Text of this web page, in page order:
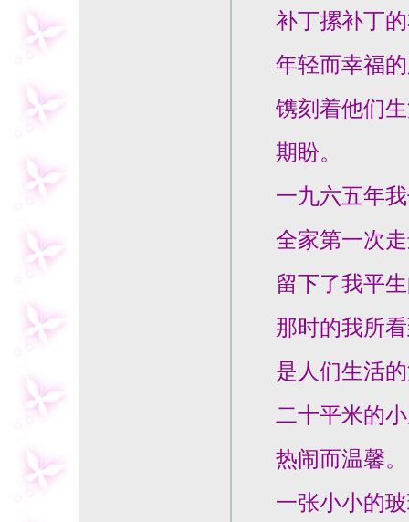
补丁摞补丁的
年轻而幸福的
镌刻着他们生
期盼。
一九六五年我
全家第一次走
留下了我平生
那时的我所看
是人们生活的
二十平米的小
热闹而温馨。
一张小小的玻